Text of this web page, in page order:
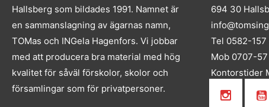
Hallsberg som bildades 1991. Namnet är
en sammanslagning av ägarnas namn,
TOMas och INGela Hagenfors. Vi jobbar
med att producera bra material med hög
kvalitet för såväl förskolor, skolor och
församlingar som för privatpersoner.
694 30
Tel 0582-157
Mob 0707-
Kontorstider